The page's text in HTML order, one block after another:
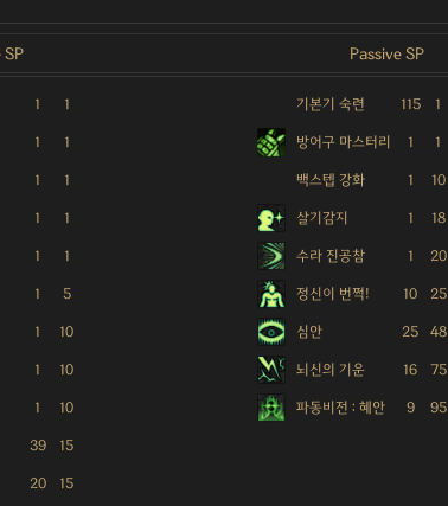
Passive SP
1 1
1 1
1 1
1 1
1 1
1 5
1 10
1 10
1 10
39 15
20 15
기본기 숙련 115 1
방어구 마스터리 1 1
백스텝 강화 1 10
살기감지 1 18
수라 진공참 1 20
정신이 번쩍! 10 25
심안 25 48
뇌신의 기운 16 75
파동비전 : 혜안 9 95